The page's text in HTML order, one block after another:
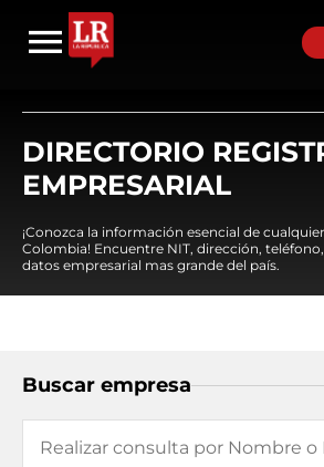
DIRECTORIO
EMPRESARIAL
¡Conozca la información esencial de
Colombia! Encuentre NIT, dirección,
datos empresarial mas grande del país.
Buscar empresa